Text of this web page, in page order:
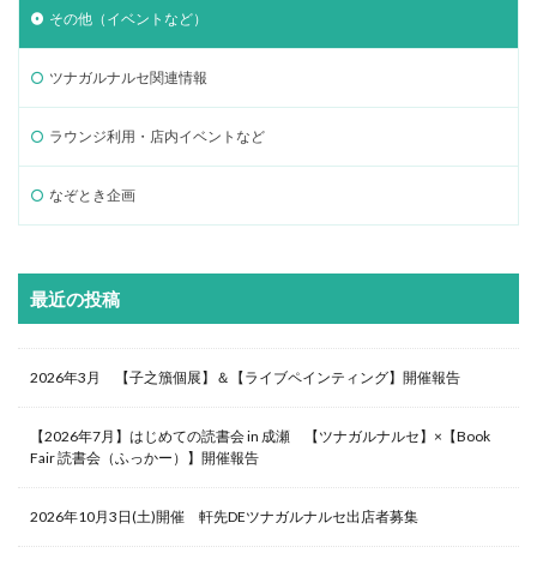
その他（イベントなど）
ツナガルナルセ関連情報
ラウンジ利用・店内イベントなど
なぞとき企画
最近の投稿
2026年3月 【子之籏個展】＆【ライブペインティング】開催報告
【2026年7月】はじめての読書会 in 成瀬 【ツナガルナルセ】×【Book
Fair 読書会（ふっかー）】開催報告
2026年10月3日(土)開催 軒先DEツナガルナルセ出店者募集